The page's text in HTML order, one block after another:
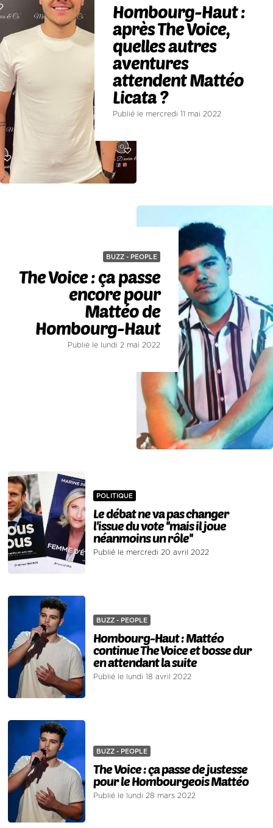
Hombourg-Haut :
après The Voice,
quelles autres
aventures
attendent Mattéo
Licata ?
Publié le mercredi 11 mai 2022
BUZZ - PEOPLE
The Voice : ça passe
encore pour
Mattéo de
Hombourg-Haut
Publié le lundi 2 mai 2022
POLITIQUE
Le débat ne va pas changer
l'issue du vote ''mais il joue
néanmoins un rôle''
Publié le mercredi 20 avril 2022
BUZZ - PEOPLE
Hombourg-Haut : Mattéo
continue The Voice et bosse dur
en attendant la suite
Publié le lundi 18 avril 2022
BUZZ - PEOPLE
The Voice : ça passe de justesse
pour le Hombourgeois Mattéo
Publié le lundi 28 mars 2022